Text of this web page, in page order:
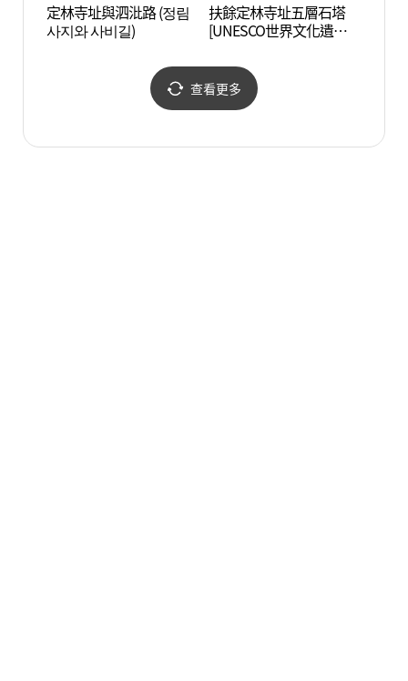
定林寺址與泗沘路 (정림
사지와 사비길)
扶餘定林寺址五層石塔
[UNESCO世界文化遺產]
[유네스코 세계문화유산])
查看更多